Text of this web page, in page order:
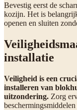
Bevestig eerst de
kozijn. Het is
openen en sluiten
installatie
Veiligheid is een
installeren van
uitzondering. Zorg